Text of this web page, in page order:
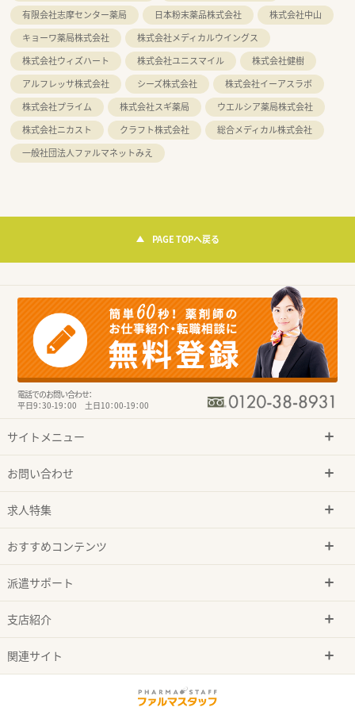
有限会社志摩センター薬局
日本粉末薬品株式会社
株式会社中山
キョーワ薬局株式会社
株式会社メディカルウイングス
株式会社ウィズハート
株式会社ユニスマイル
株式会社健樹
アルフレッサ株式会社
シーズ株式会社
株式会社イーアスラボ
株式会社プライム
株式会社スギ薬局
ウエルシア薬局株式会社
株式会社ニカスト
クラフト株式会社
総合メディカル株式会社
一般社団法人ファルマネットみえ
PAGE TOPへ戻る
電話でのお問い合わせ：
平日9：30-19：00 土日10：00-19：00
サイトメニュー
お問い合わせ
求人特集
おすすめコンテンツ
派遣サポート
支店紹介
関連サイト